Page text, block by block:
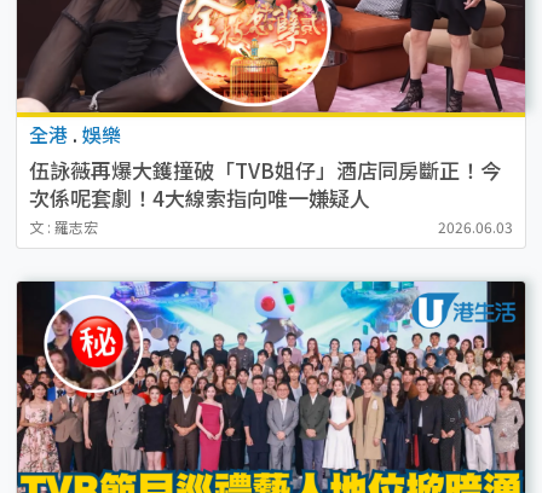
全港 . 娛樂
伍詠薇再爆大鑊撞破「TVB姐仔」酒店同房斷正！今
次係呢套劇！4大線索指向唯一嫌疑人
文 : 羅志宏 2026.06.03